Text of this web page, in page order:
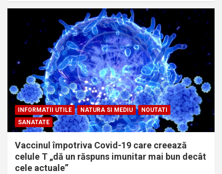
INFORMATII UTILE NATURA SI MEDIU
NOUTATI
SANATATE
Vaccinul împotriva Covid-19 care creează
celule T „dă un răspuns imunitar mai bun decât
cele actuale”